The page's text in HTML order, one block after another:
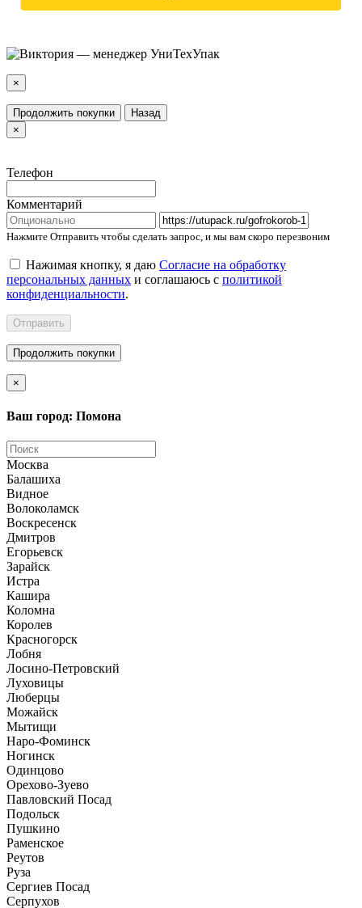
×
Продолжить покупки
Назад
×
Телефон
Комментарий
Нажмите Отправить чтобы сделать запрос, и мы вам скоро перезвоним
Нажимая кнопку, я даю Согласие на обработку
персональных данных и соглашаюсь с политикой
конфиденциальности.
Отправить
Продолжить покупки
×
Ваш город: Помона
Москва
Балашиха
Видное
Волоколамск
Воскресенск
Дмитров
Егорьевск
Зарайск
Истра
Кашира
Коломна
Королев
Красногорск
Лобня
Лосино-Петровский
Луховицы
Люберцы
Можайск
Мытищи
Наро-Фоминск
Ногинск
Одинцово
Орехово-Зуево
Павловский Посад
Подольск
Пушкино
Раменское
Реутов
Руза
Сергиев Посад
Серпухов